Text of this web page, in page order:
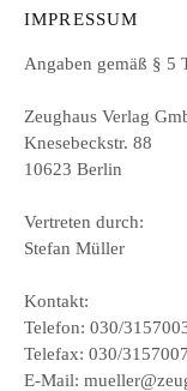
IMPRESSUM
Angaben gemäß § 5
Zeughaus Verlag
Knesebeckstr. 88
10623 Berlin
Vertreten durch:
Stefan Müller
Kontakt:
Telefon: 030/
Telefax: 030/
E-Mail: